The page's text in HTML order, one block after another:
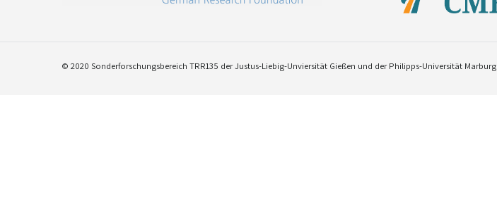
© 2020 Sonderforschungsbereich TRR135 der Justus-Liebig-Unviersität Gießen und der Philipps-Universität Marburg